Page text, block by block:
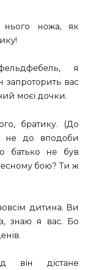
ножа, як
я
запроторить вас
моєї дочки.
братику. (До
не до вподоби
батько не був
бою? Ти ж
дитина. Ви
знаю я вас. Бо
він дістане